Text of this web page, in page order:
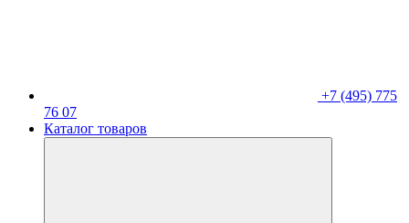
+7 (495) 775
76 07
Каталог товаров